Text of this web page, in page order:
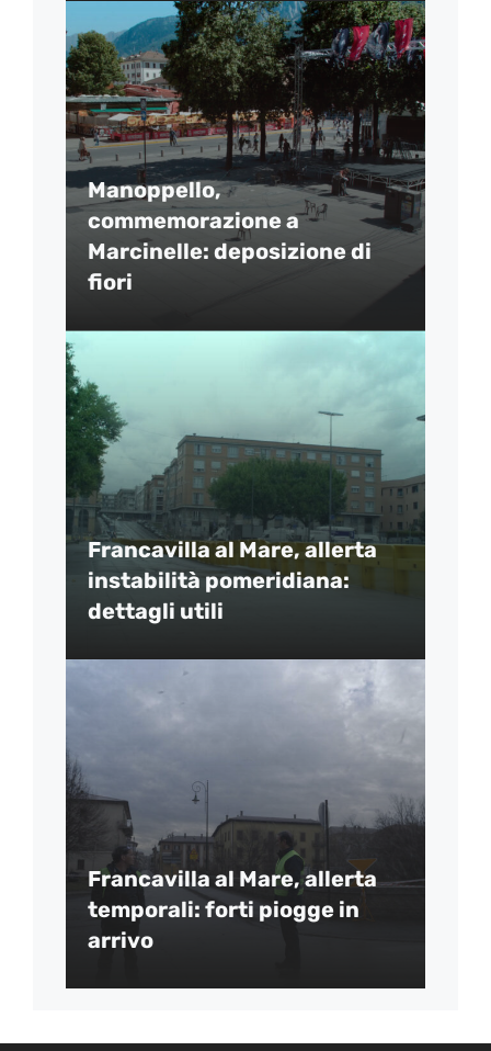
Manoppello,
commemorazione a
Marcinelle: deposizione di
fiori
Francavilla al Mare, allerta
instabilità pomeridiana:
dettagli utili
Francavilla al Mare, allerta
temporali: forti piogge in
arrivo